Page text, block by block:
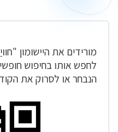
מורידים את היישומון
לחפש אותו בחיפוש
הנבחר או לסרוק את הקוד